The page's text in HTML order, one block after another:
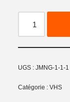
UGS :JMNG-1-1-1
Catégorie :VHS